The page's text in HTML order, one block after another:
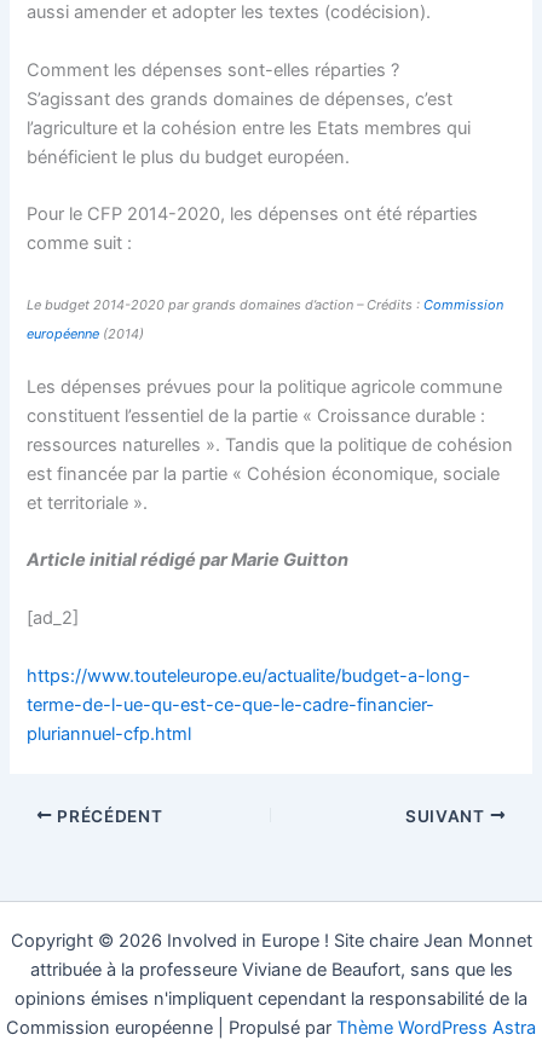
aussi amender et adopter les textes (codécision).
Comment les dépenses sont-elles réparties ?
S’agissant des grands domaines de dépenses, c’est
l’agriculture et la cohésion entre les Etats membres qui
bénéficient le plus du budget européen.
Pour le CFP 2014-2020, les dépenses ont été réparties
comme suit :
Le budget 2014-2020 par grands domaines d’action – Crédits :Commission
européenne (2014)
Les dépenses prévues pour la politique agricole commune
constituent l’essentiel de la partie « Croissance durable :
ressources naturelles ». Tandis que la politique de cohésion
est financée par la partie « Cohésion économique, sociale
et territoriale ».
Article initial rédigé par Marie Guitton
[ad_2]
https://www.touteleurope.eu/actualite/budget-a-long-
terme-de-l-ue-qu-est-ce-que-le-cadre-financier-
pluriannuel-cfp.html
PRÉCÉDENT SUIVANT
Copyright © 2026 Involved in Europe ! Site chaire Jean Monnet
attribuée à la professeure Viviane de Beaufort, sans que les
opinions émises n'impliquent cependant la responsabilité de la
Commission européenne | Propulsé par Thème WordPress Astra